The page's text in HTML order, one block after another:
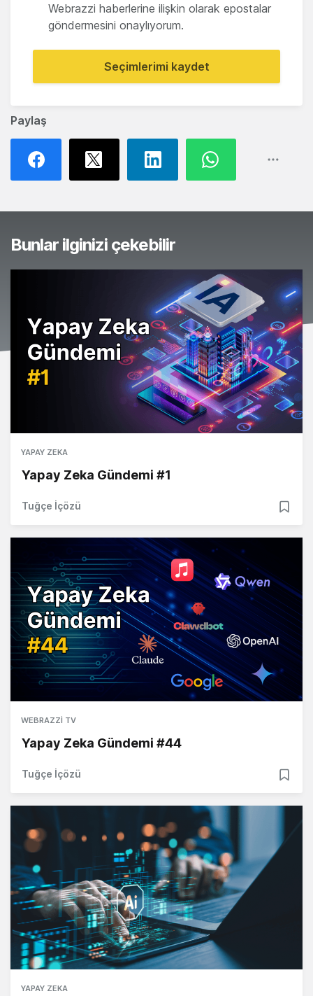
Paylaş
Webrazzi haberlerine ilişkin olarak epostalar
göndermesini onaylıyorum.
Seçimlerimi kaydet
Bunlar ilginizi çekebilir
YAPAY ZEKA
Yapay Zeka Gündemi #1
Tuğçe İçözü
WEBRAZZI TV
Yapay Zeka Gündemi #44
Tuğçe İçözü
YAPAY ZEKA